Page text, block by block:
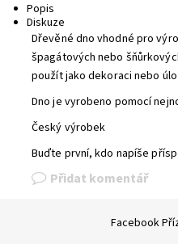
Popis
Diskuze
Dřevěné dno vhodné pro
špagátových nebo
použít jako dekoraci nebo
Dno je vyrobeno pomocí
Český výrobek
Buďte první, kdo napíše
Přidat komentář
Facebook